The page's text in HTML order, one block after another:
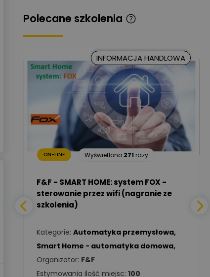
Ekspert Prawnik
Marcin Nowicki
Ekspert mgr. inż. elektryk,
TIM SA
Zadaj pytanie
Renata
Januszewska
Ekspert Inżynieria
bezpieczeństwa
Zadaj pytanie
Daniel Michalik
Tomasz Kowalski Zadaj pytanie
Polecane szkolenia
INFORMACJA HANDLOWA
ON-LINE Wyświetlono 271 razy
F&F - SMART HOME: system FOX -
sterowanie przez wifi (nagranie ze
szkolenia)
Kategorie: Automatyka przemysłowa,
Smart Home - automatyka domowa,
Organizator: F&F
Estymowania ilość miejsc: 100